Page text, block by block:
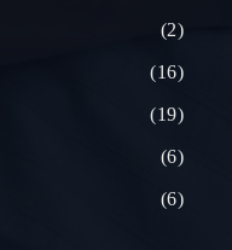
2
16
19
6
6